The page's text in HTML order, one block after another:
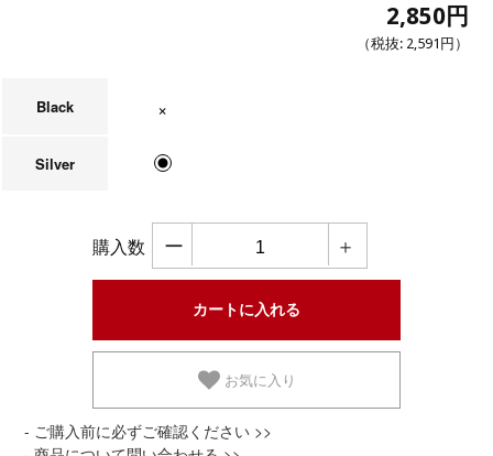
2,850円
（税抜: 2,591円 ）
Black
Silver
購入数 ー ＋
お気に入り
- ご購入前に必ずご確認ください >>